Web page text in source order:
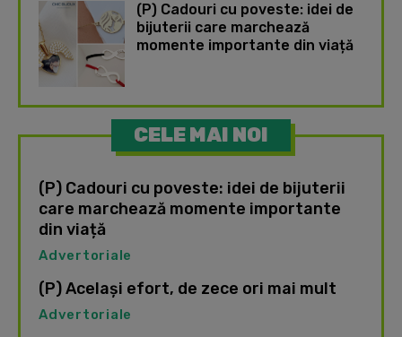
(P) Cadouri cu poveste: idei de
bijuterii care marchează
momente importante din viață
CELE MAI NOI
(P) Cadouri cu poveste: idei de bijuterii
care marchează momente importante
din viață
Advertoriale
(P) Același efort, de zece ori mai mult
Advertoriale